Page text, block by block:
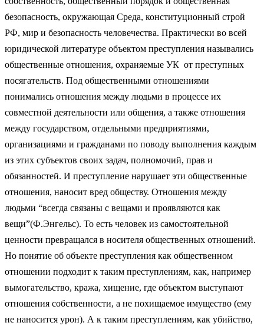
безопасность, окружающая Среда, конституционный строй
РФ, мир и безопасность человечества. Практически во всей
юридической литературе объектом преступления назывались
общественные отношения, охраняемые УК от преступных
посягательств. Под общественными отношениями
понимались отношения между людьми в процессе их
совместной деятельности или общения, а также отношения
между государством, отдельными предприятиями,
организациями и гражданами по поводу выполнения каждым
из этих субъектов своих задач, полномочий, прав и
обязанностей. И преступление нарушает эти общественные
отношения, наносит вред обществу. Отношения между
людьми “всегда связаны с вещами и проявляются как
вещи”(Ф.Энгельс). То есть человек из самостоятельной
ценности превращался в носителя общественных отношений.
Но понятие об объекте преступления как общественном
отношении подходит к таким преступлениям, как, например
вымогательство, кража, хищение, где объектом выступают
отношения собственности, а не похищаемое имущество (ему
не наносится урон). А к таким преступлениям, как убийство,